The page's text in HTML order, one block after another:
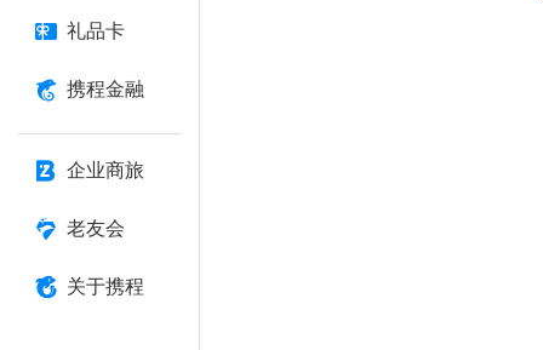
礼品卡
携程金融
企业商旅
老友会
关于携程